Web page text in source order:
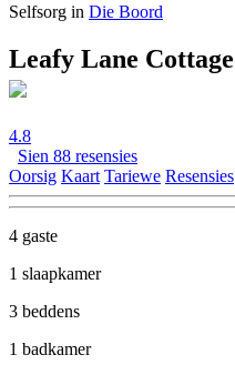
Selfsorg in Die Boord
Leafy Lane Cottage
4.8
Sien 88 resensies
Oorsig Kaart Tariewe Resensies
4 gaste
1 slaapkamer
3 beddens
1 badkamer